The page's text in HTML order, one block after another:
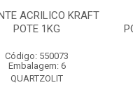
ACRILICO KRAFT
POTE 1KG
Código: 550073
Embalagem: 6
QUARTZOLIT